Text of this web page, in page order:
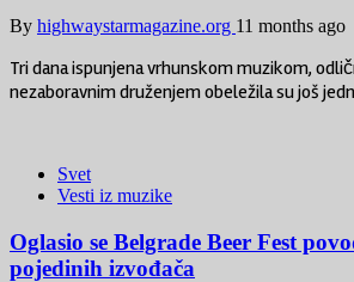
By highwaystarmagazine.org 11 months ago
Tri dana ispunjena vrhunskom muzikom,
nezaboravnim druženjem obeležila su još
Svet
Vesti iz muzike
Oglasio se Belgrade Beer Fest
pojedinih izvođača